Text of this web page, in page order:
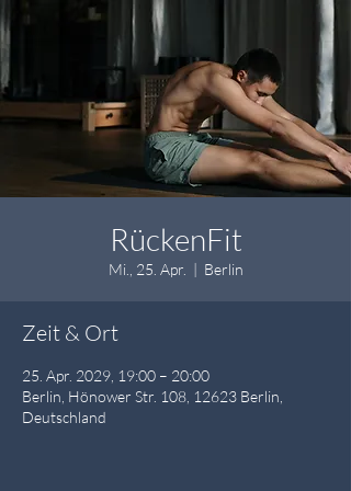
RückenFit
Mi., 25. Apr.
  |
Berlin
Zeit & Ort
25. Apr. 2029, 19:00 – 20:00
Berlin, Hönower Str. 108, 12623 Berlin,
Deutschland